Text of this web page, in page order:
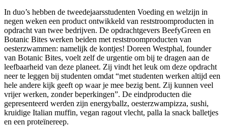
In duo’s hebben de tweedejaarsstudenten Voeding en welzijn in
negen weken een product ontwikkeld van reststroomproducten in
opdracht van twee bedrijven. De opdrachtgevers BeefyGreen en
Botanic Bites werken beiden met reststroomproducten van
oesterzwammen: namelijk de kontjes! Doreen Westphal, founder
van Botanic Bites, voelt zelf de urgentie om bij te dragen aan de
leefbaarheid van deze planeet. Zij vindt het leuk om deze opdracht
neer te leggen bij studenten omdat “met studenten werken altijd een
hele andere kijk geeft op waar je mee bezig bent. Zij kunnen veel
vrijer werken, zonder beperkingen”. De eindproducten die
gepresenteerd werden zijn energyballz, oesterzwampizza, sushi,
kruidige Italian muffin, vegan ragout vlecht, palla la snack balletjes
en een proteïnereep.